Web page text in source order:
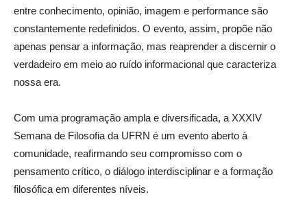
entre conhecimento, opinião, imagem e performance são
constantemente redefinidos. O evento, assim, propõe não
apenas pensar a informação, mas reaprender a discernir o
verdadeiro em meio ao ruído informacional que caracteriza
nossa era.
Com uma programação ampla e diversificada, a XXXIV
Semana de Filosofia da UFRN é um evento aberto à
comunidade, reafirmando seu compromisso com o
pensamento crítico, o diálogo interdisciplinar e a formação
filosófica em diferentes níveis.